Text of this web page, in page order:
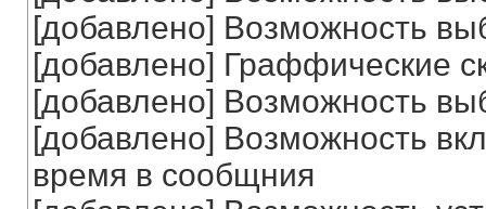
[добавлено] Возможность
[добавлено] Граффические
[добавлено] Возможность
[добавлено] Возможность
время в сообщния